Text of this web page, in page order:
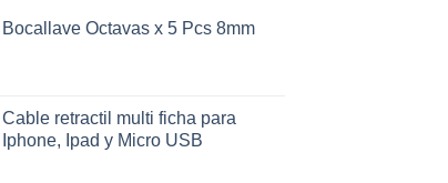
Bocallave Octavas x 5 Pcs 8mm
Cable retractil multi ficha para
Iphone, Ipad y Micro USB